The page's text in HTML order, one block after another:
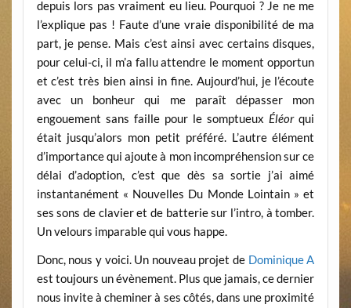
depuis lors pas vraiment eu lieu. Pourquoi ? Je ne me
l’explique pas ! Faute d’une vraie disponibilité de ma
part, je pense. Mais c’est ainsi avec certains disques,
pour celui-ci, il m’a fallu attendre le moment opportun
et c’est très bien ainsi in fine. Aujourd’hui, je l’écoute
avec un bonheur qui me paraît dépasser mon
engouement sans faille pour le somptueux Éléorqui
était jusqu’alors mon petit préféré. L’autre élément
d’importance qui ajoute à mon incompréhension sur ce
délai d’adoption, c’est que dès sa sortie j’ai aimé
instantanément « Nouvelles Du Monde Lointain » et
ses sons de clavier et de batterie sur l’intro, à tomber.
Un velours imparable qui vous happe.
Donc, nous y voici. Un nouveau projet de Dominique A
est toujours un évènement. Plus que jamais, ce dernier
nous invite à cheminer à ses côtés, dans une proximité